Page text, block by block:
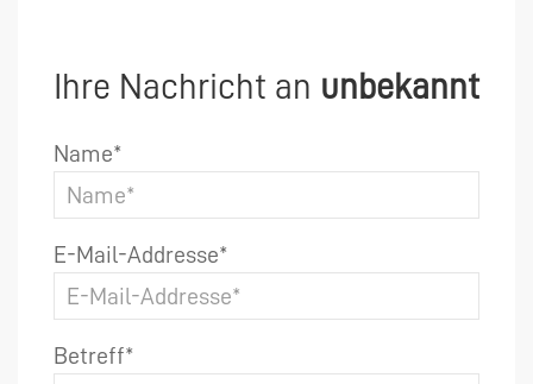
Ihre Nachricht an unbekannt
Name*
E-Mail-Addresse*
Betreff*